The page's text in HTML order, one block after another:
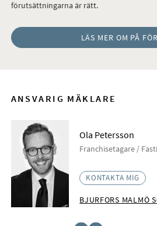
förutsättningarna är rätt.
LÄS MER OM PÅ
ANSVARIG MÄKLARE
Ola Petersson
Franchisetagare /
KONTAKTA MIG
BJURFORS MALMÖ